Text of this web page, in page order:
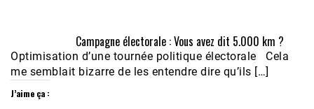
Campagne électorale : Vous avez dit 5.000 km ?
Optimisation d’une tournée politique électorale Cela
me semblait bizarre de les entendre dire qu’ils […]
J’aime ça :